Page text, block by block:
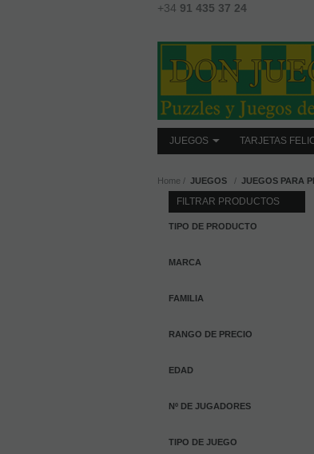
+34 91 435 37 24
JUEGOS TARJETAS
Home JUEGOS JUEGOS PARA
FILTRAR PRODUCTOS
TIPO DE PRODUCTO
MARCA
FAMILIA
RANGO DE PRECIO
EDAD
Nº DE JUGADORES
TIPO DE JUEGO